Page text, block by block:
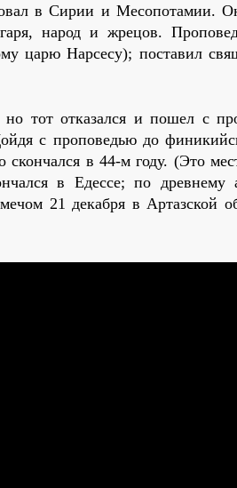
в Сирии и Месопотамии.
народ и жрецов.
царю Нарсесу); поставил
но тот отказался и пошел с
с проповедью до
в 44-м году. (Это
в Едессе; по древнему
21 декабря в Артазской